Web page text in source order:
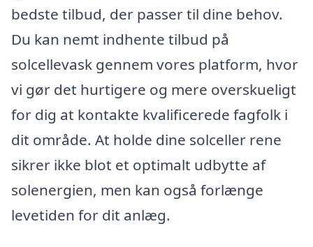
bedste tilbud, der passer til dine behov.
Du kan nemt indhente tilbud på
solcellevask gennem vores platform, hvor
vi gør det hurtigere og mere overskueligt
for dig at kontakte kvalificerede fagfolk i
dit område. At holde dine solceller rene
sikrer ikke blot et optimalt udbytte af
solenergien, men kan også forlænge
levetiden for dit anlæg.